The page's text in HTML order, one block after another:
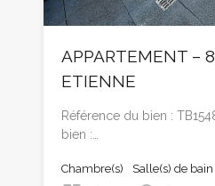
APPARTEMENT –
ETIENNE
Référence du bien :
bien :…
Chambre(s)
Salle(s) de bain